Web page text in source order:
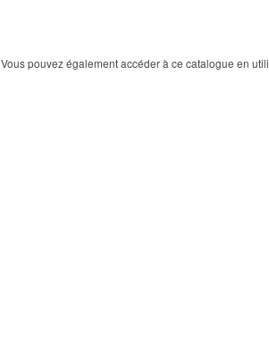
Vous pouvez également accéder à ce catalogue en